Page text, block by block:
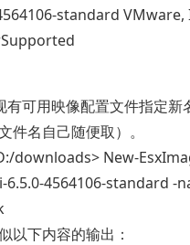
standard
有可用映像配置文件指定新
件名自己随便取）。
downloads> New-
6.5.0-4564106-standard -
以下内容的输出：